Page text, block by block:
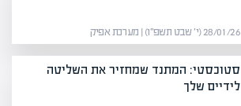
28/01/26 (י׳ שבט תשפ״ו) | מערכת אפיק
סטוכסטי: המתנד שמחזיר את השליטה
לידיים שלך